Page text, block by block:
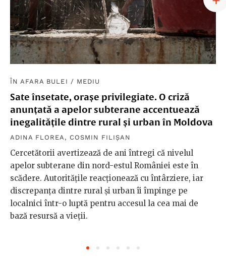
ÎN AFARA BULEI / MEDIU
Sate însetate, orașe privilegiate. O criză
anunțată a apelor subterane accentuează
inegalitățile dintre rural și urban în Moldova
ADINA FLOREA , COSMIN FILIȘAN
Cercetătorii avertizează de ani întregi că nivelul
apelor subterane din nord-estul României este în
scădere. Autoritățile reacționează cu întârziere, iar
discrepanța dintre rural și urban îi împinge pe
localnici într-o luptă pentru accesul la cea mai de
bază resursă a vieții.